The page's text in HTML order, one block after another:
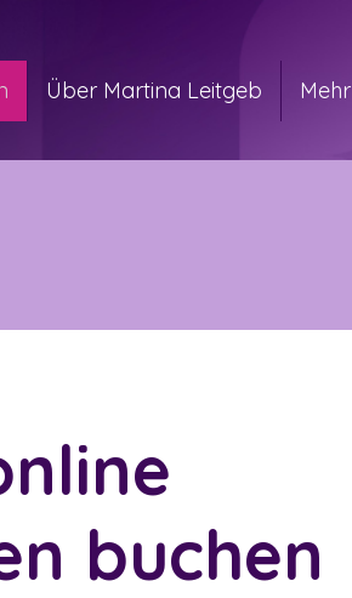
Über Martina Leitgeb Mehr
buchen